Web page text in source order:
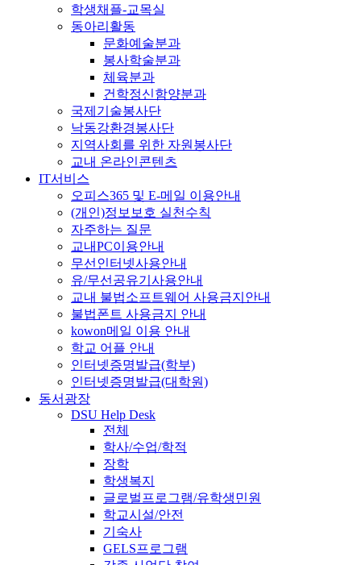
학생채플-교목실
동아리활동
문화예술분과
봉사학술분과
체육분과
건학정신함양분과
국제기술봉사단
낙동강환경봉사단
지역사회를 위한 자원봉사단
교내 온라인콘텐츠
IT서비스
오피스365 및 E-메일 이용안내
(개인)정보보호 실천수칙
자주하는 질문
교내PC이용안내
무선인터넷사용안내
유/무선공유기사용안내
교내 불법소프트웨어 사용금지안내
불법폰트 사용금지 안내
kowon메일 이용 안내
학교 어플 안내
인터넷증명발급(학부)
인터넷증명발급(대학원)
동서광장
DSU Help Desk
전체
학사/수업/학적
장학
학생복지
글로벌프로그램/유학생민원
학교시설/안전
기숙사
GELS프로그램